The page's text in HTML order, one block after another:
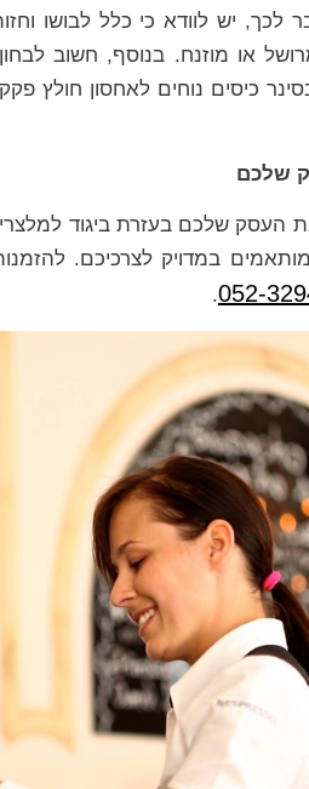
לכך, יש לוודא כי כלל לבושו
או מוזנח. בנוסף, חשוב
כיסים נוחים לאחסון חולץ
שלכם
העסק שלכם בעזרת ביגוד
במדויק לצרכיכם.
052-
.